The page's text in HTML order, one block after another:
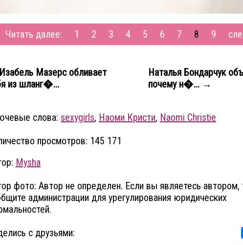
Читать далее: 1 2 3 4 5 6 7 8 9
Мазерс обливает
из шланг�...
Наталья Бондарчук
почему н�... →
слова: sexygirls, Наоми Кристи, Naomi Christie
просмотров: 145 171
Mysha
фото: Автор не определен. Если вы являетесь автором,
администрации для урегулирования юридических
с друзьями: